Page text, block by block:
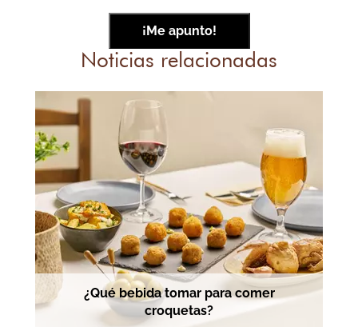
Noticias relacionadas
¿Qué bebida tomar para comer
croquetas?